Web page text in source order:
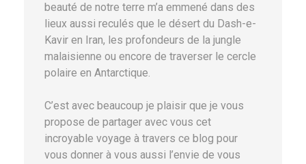
beauté de notre terre m’a emmené dans des
lieux aussi reculés que le désert du Dash-e-
Kavir en Iran, les profondeurs de la jungle
malaisienne ou encore de traverser le cercle
polaire en Antarctique.
C’est avec beaucoup je plaisir que je vous
propose de partager avec vous cet
incroyable voyage à travers ce blog pour
vous donner à vous aussi l’envie de vous